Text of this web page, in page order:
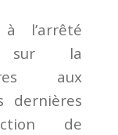
l’arrêté
sur la
aux
dernières
de